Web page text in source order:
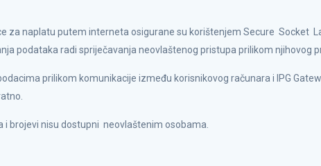
za naplatu putem interneta osigurane su korištenjem Secure Socket
podataka radi spriječavanja neovlaštenog pristupa prilikom njihovog
prilikom komunikacije između korisnikovog računara i IPG
brojevi nisu dostupni neovlaštenim osobama.